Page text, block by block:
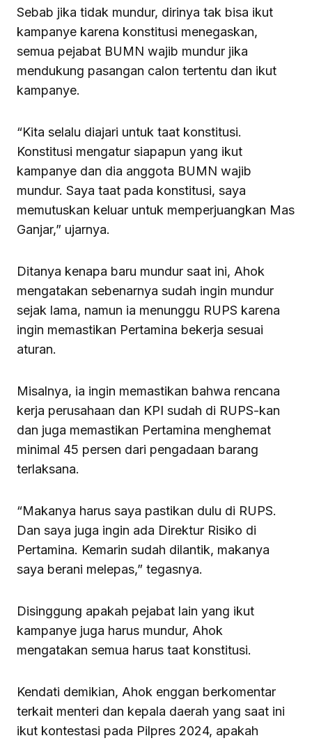
Sebab jika tidak mundur, dirinya tak bisa ikut
kampanye karena konstitusi menegaskan,
semua pejabat BUMN wajib mundur jika
mendukung pasangan calon tertentu dan ikut
kampanye.
“Kita selalu diajari untuk taat konstitusi.
Konstitusi mengatur siapapun yang ikut
kampanye dan dia anggota BUMN wajib
mundur. Saya taat pada konstitusi, saya
memutuskan keluar untuk memperjuangkan Mas
Ganjar,” ujarnya.
Ditanya kenapa baru mundur saat ini, Ahok
mengatakan sebenarnya sudah ingin mundur
sejak lama, namun ia menunggu RUPS karena
ingin memastikan Pertamina bekerja sesuai
aturan.
Misalnya, ia ingin memastikan bahwa rencana
kerja perusahaan dan KPI sudah di RUPS-kan
dan juga memastikan Pertamina menghemat
minimal 45 persen dari pengadaan barang
terlaksana.
“Makanya harus saya pastikan dulu di RUPS.
Dan saya juga ingin ada Direktur Risiko di
Pertamina. Kemarin sudah dilantik, makanya
saya berani melepas,” tegasnya.
Disinggung apakah pejabat lain yang ikut
kampanye juga harus mundur, Ahok
mengatakan semua harus taat konstitusi.
Kendati demikian, Ahok enggan berkomentar
terkait menteri dan kepala daerah yang saat ini
ikut kontestasi pada Pilpres 2024, apakah